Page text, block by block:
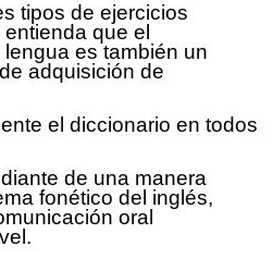
tipos de ejercicios
entienda que el
es también un
adquisición de
el diccionario en todos
de una manera
fonético del inglés,
oral